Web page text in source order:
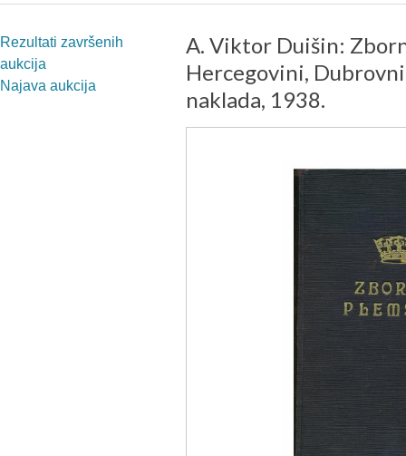
Rezultati završenih
aukcija
Najava aukcija
A. Viktor Duišin:
Hercegovini,
naklada, 1938.